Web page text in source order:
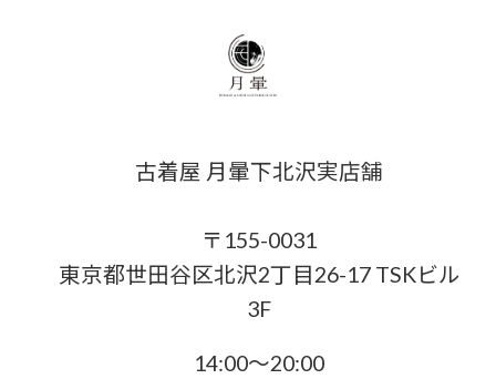
古着屋 月暈下北沢実店舗
〒155-0031
東京都世田谷区北沢2丁目26-17 TSKビル
3F
14:00〜20:00